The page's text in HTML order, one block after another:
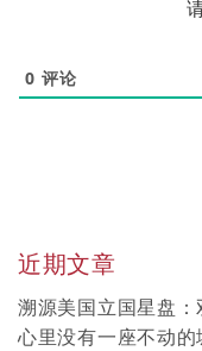
0 评论
近期文章
溯源美国立国星盘
心里没有一座不动